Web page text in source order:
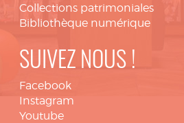
Collections patrimoniales
Bibliothèque numérique
SUIVEZ NOUS !
Facebook
Instagram
Youtube